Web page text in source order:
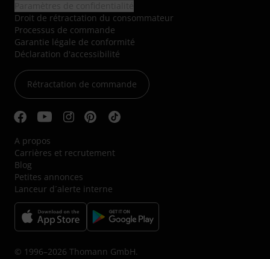
Droit de rétractation du consommateur
Processus de commande
Garantie légale de conformité
Déclaration d'accessibilité
Rétractation de commande
A propos
Carrières et recrutement
Blog
Petites annonces
Lanceur d´alerte interne
© 1996–2026 Thomann GmbH.